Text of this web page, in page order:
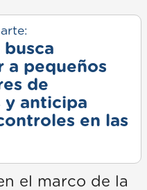
busca
a pequeños
de
y anticipa
en las
el marco de la